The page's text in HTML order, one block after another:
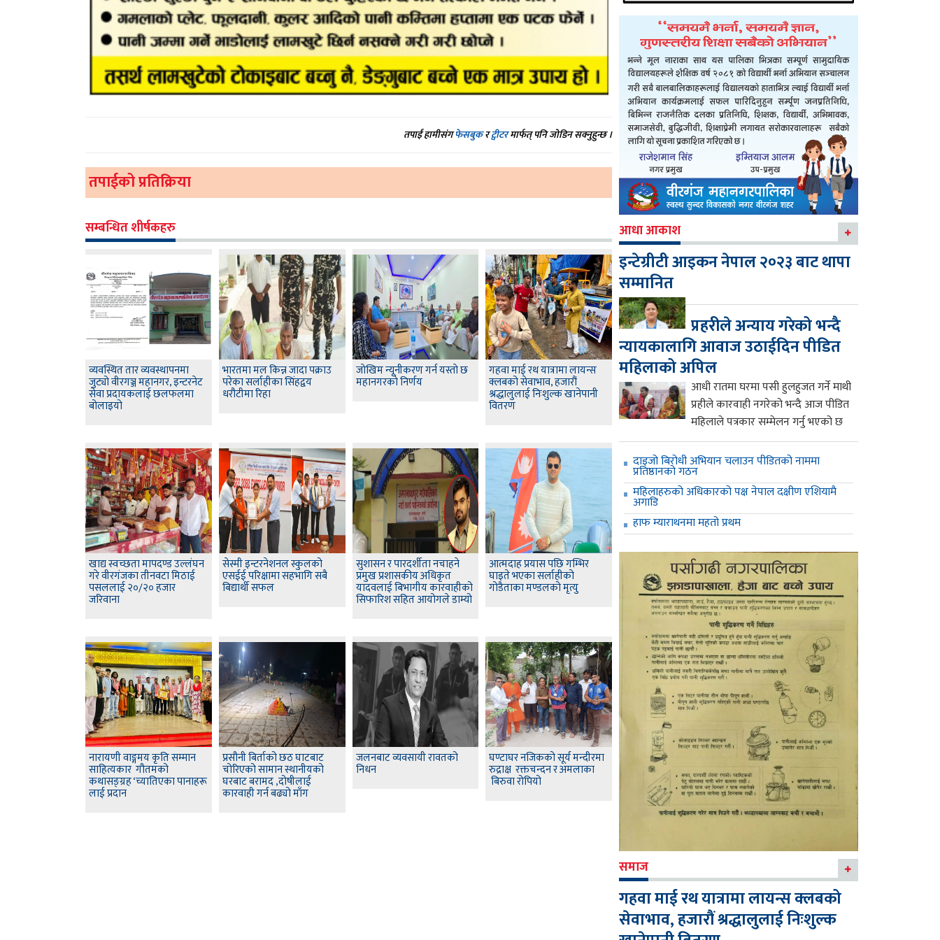
तपाईं हामीसंगफेसबुकरट्वीटरमार्फत् पनि जोडिन सक्नुहुन्छ ।
तपाईको प्रतिक्रिया
सम्बन्धित शीर्षकहरु
व्यवस्थित तार व्यवस्थापनमा
जुट्यो वीरगञ्ज महानगर, इन्टरनेट
सेवा प्रदायकलाई छलफलमा
बोलाइयो
भारतमा मल किन्न जादा पक्राउ
परेका सर्लाहीका सिंहद्वय
धरौटीमा रिहा
जाेखिम न्यूनीकरण गर्न यस्ताे छ
महानगरकाे निर्णय
गहवा माई रथ यात्रामा लायन्स
क्लबको सेवाभाव, हजारौं
श्रद्धालुलाई निःशुल्क खानेपानी
वितरण
खाद्य स्वच्छता मापदण्ड उल्लंघन
गरे वीरगंजका तीनवटा मिठाई
पसललाई २०/२० हजार
जरिवाना
सेस्मी इन्टरनेशनल स्कुलको
एसईई परिक्षामा सहभागि सबै
बिद्यार्थी सफल
सुशासन र पारदर्शीता नचाहने
प्रमुख प्रशासकीय अधिकृत
यादवलाई बिभागीय कारवाहीको
सिफारिश सहित आयोगले डाम्यो
आत्मदाह प्रयास पछि गम्भिर
घाइते भएका सर्लाहीको
गोडैताका मण्डलको मृत्यु
नारायणी वाङ्गमय कृति सम्मान
साहित्यकार गौतमको
कथासङ्ग्रह ‘च्यातिएका पानाहरू
लाई प्रदान
प्रसौनी बिर्ताको छठ घाटबाट
चोरिएको सामान स्थानीयको
घरबाट बरामद ,दोषीलाई
कारवाही गर्न बढ्यो माँग
जलनबाट व्यवसायी रावतको
निधन
घण्टाघर नजिकको सूर्य मन्दीरमा
रुद्राक्ष रक्तचन्दन र अमलाका
बिरुवा रोपियो
आधा आकाश
इन्टेग्रीटी आइकन नेपाल २०२३ बाट थापा
सम्मानित
प्रहरीले अन्याय गरेको भन्दै
न्यायकालागि आवाज उठाईदिन पीडित
महिलाको अपिल
आधी रातमा घरमा पसी हुलहुजत गर्ने माथी
प्रहीले कारवाही नगरेको भन्दै आज पीडित
महिलाले पत्रकार सम्मेलन गर्नु भएको छ
दाइजो बिरोधी अभियान चलाउन पीडितको नाममा
प्रतिष्ठानको गठन
महिलाहरुको अधिकारको पक्ष नेपाल दक्षीण एशियामै
अगाडि
हाफ म्याराथनमा महतो प्रथम
समाज
गहवा माई रथ यात्रामा लायन्स क्लबको
सेवाभाव, हजारौं श्रद्धालुलाई निःशुल्क